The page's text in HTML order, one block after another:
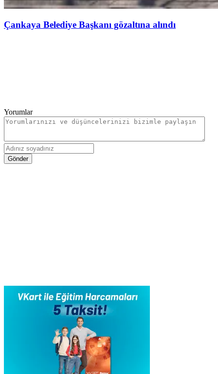
Çankaya Belediye Başkanı gözaltına alındı
Yorumlar
Gönder